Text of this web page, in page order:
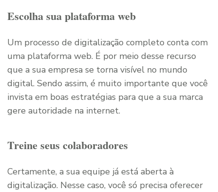
Escolha sua plataforma web
Um processo de digitalização completo conta com
uma plataforma web. É por meio desse recurso
que a sua empresa se torna visível no mundo
digital. Sendo assim, é muito importante que você
invista em boas estratégias para que a sua marca
gere autoridade na internet.
Treine seus colaboradores
Certamente, a sua equipe já está aberta à
digitalização. Nesse caso, você só precisa oferecer